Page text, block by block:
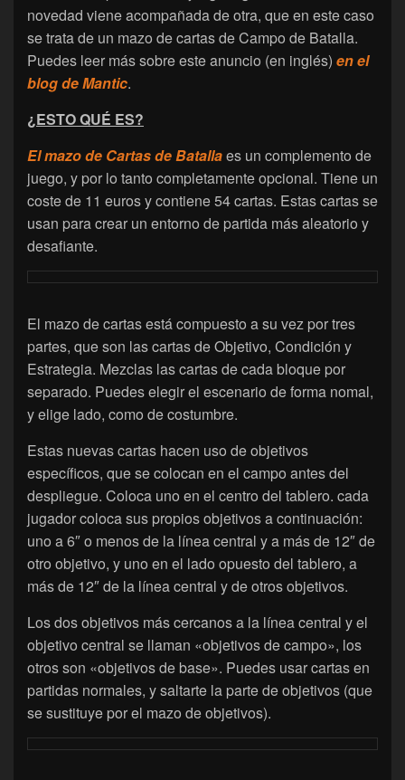
novedad viene acompañada de otra, que en este caso
se trata de un mazo de cartas de Campo de Batalla.
Puedes leer más sobre este anuncio (en inglés) en el
blog de Mantic.
¿ESTO QUÉ ES?
El mazo de Cartas de Batallaes un complemento de
juego, y por lo tanto completamente opcional. Tiene un
coste de 11 euros y contiene 54 cartas. Estas cartas se
usan para crear un entorno de partida más aleatorio y
desafiante.
El mazo de cartas está compuesto a su vez por tres
partes, que son las cartas de Objetivo, Condición y
Estrategia. Mezclas las cartas de cada bloque por
separado. Puedes elegir el escenario de forma nomal,
y elige lado, como de costumbre.
Estas nuevas cartas hacen uso de objetivos
específicos, que se colocan en el campo antes del
despliegue. Coloca uno en el centro del tablero. cada
jugador coloca sus propios objetivos a continuación:
uno a 6″ o menos de la línea central y a más de 12″ de
otro objetivo, y uno en el lado opuesto del tablero, a
más de 12″ de la línea central y de otros objetivos.
Los dos objetivos más cercanos a la línea central y el
objetivo central se llaman «objetivos de campo», los
otros son «objetivos de base». Puedes usar cartas en
partidas normales, y saltarte la parte de objetivos (que
se sustituye por el mazo de objetivos).